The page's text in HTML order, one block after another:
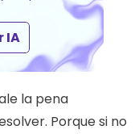
IA
la pena
Porque si no